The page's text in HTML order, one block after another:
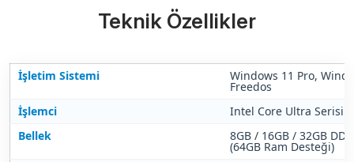
Teknik Özellikler
İşletim Sistemi Windows 11 Pro,
Freedos
İşlemci
Intel Core Ultra Serisi
Bellek
8GB / 16GB / 32GB
(64GB Ram Desteği)